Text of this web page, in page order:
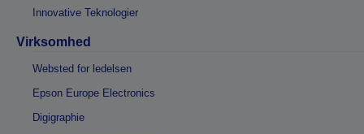
Innovative Teknologier
Virksomhed
Websted for ledelsen
Epson Europe Electronics
Digigraphie